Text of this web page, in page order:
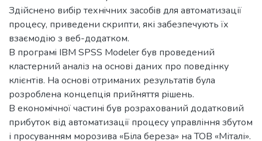
Здійснено вибiр технiчних засобiв для автоматизації
процесу, приведени скрипти, які забезпечують їх
взаємодію з веб-додатком.
В програмi IBM SPSS Мodeler був проведений
кластерний аналіз на основі даних про поведінку
клієнтів. На основі отриманих результатiв була
розроблена концепція прийняття рiшень.
В економiчної частинi був розрахований додатковий
прибуток від автоматизації процесу управління збутом
і просуванням морозива «Біла береза» на ТОВ «Міталі».